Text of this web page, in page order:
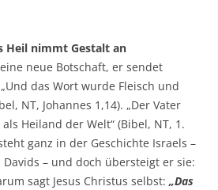
Heil nimmt Gestalt an
neue Botschaft, er sendet
das Wort wurde Fleisch und
NT, Johannes 1,14). „Der Vater
Heiland der Welt“ (Bibel, NT, 1.
ganz in der Geschichte Israels –
Davids – und doch übersteigt er sie:
sagt Jesus Christus selbst: „Das